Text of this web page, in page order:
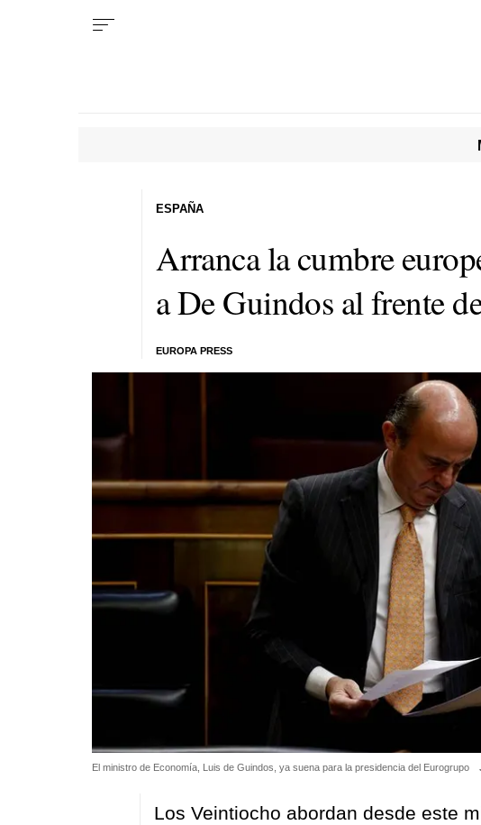
Arranca la cumbre
a De Guindos al frente
EUROPA PRESS
ESPAÑA
El ministro de Economía, Luis de Guindos, ya suena para la presidencia del Eurogrupo
Los Veintiocho abordan desde este